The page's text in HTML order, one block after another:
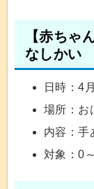
【赤ちゃ
なしかい
日時：4
場所：お
内容：手
対象：0